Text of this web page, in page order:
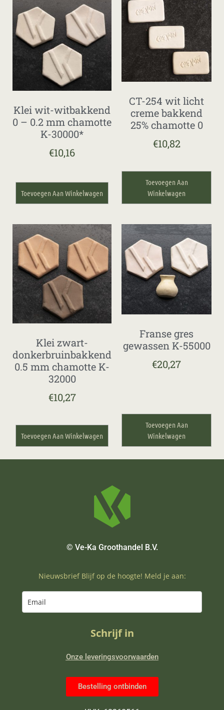
Klei wit-witbakkend
0 – 0.2 mm chamotte
K-30000*
€10,16
Toevoegen Aan Winkelwagen
CT-254 wit licht
creme bakkend
25% chamotte 0
€10,82
Toevoegen Aan
Winkelwagen
Klei zwart-
donkerbruinbakkend
0.5 mm chamotte K-
32000
€10,27
Toevoegen Aan Winkelwagen
Franse gres
gewassen K-55000
€20,27
Toevoegen Aan
Winkelwagen
© Ve-Ka Groothandel B.V.
Nieuwsbrief Blijf op de hoogte! Meld je aan:
Schrijf in
Onze leveringsvoorwaarden
Bestelling ontbinden